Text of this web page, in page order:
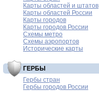
Карты областей и штатов
Карты областей России
Карты городов
Карты городов России
Схемы метро
Схемы аэропортов
Исторические карты
ГЕРБЫ
Гербы стран
Гербы городов России